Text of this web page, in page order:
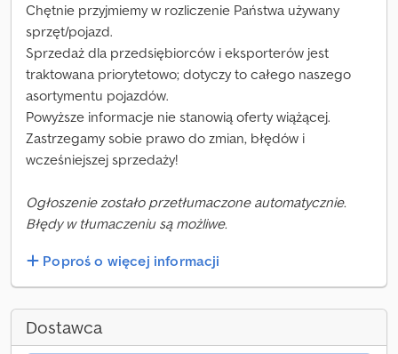
Chętnie przyjmiemy w rozliczenie Państwa używany
sprzęt/pojazd.
Sprzedaż dla przedsiębiorców i eksporterów jest
traktowana priorytetowo; dotyczy to całego naszego
asortymentu pojazdów.
Powyższe informacje nie stanowią oferty wiążącej.
Zastrzegamy sobie prawo do zmian, błędów i
wcześniejszej sprzedaży!
Ogłoszenie zostało przetłumaczone automatycznie.
Błędy w tłumaczeniu są możliwe.
Poproś o więcej informacji
Dostawca